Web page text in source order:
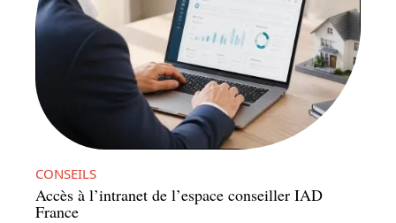
CONSEILS
Accès à l’intranet de l’espace conseiller IAD
France